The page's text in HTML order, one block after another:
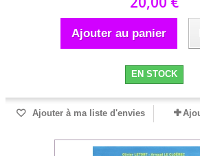
Ajouter au panier
EN STOCK
Ajouter à ma liste d'envies